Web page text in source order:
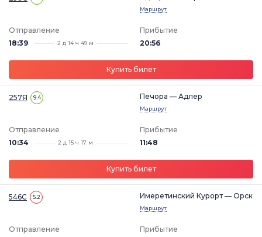
Маршрут
Отправление
18:39
2 д 14 ч 49 м
Прибытие
20:56
Купить билет
257Я 9.4 Печора — Адлер
Маршрут
Отправление
10:34
2 д 15 ч 17 м
Прибытие
11:48
Купить билет
546С 5.2 Имеретинский Курорт — Орск
Маршрут
Отправление
Прибытие